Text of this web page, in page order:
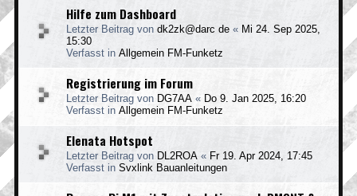
Hilfe zum Dashboard
Letzter Beitrag von dk2zk@darc de « Mi 24. Sep 2025,
15:30
Verfasst in Allgemein FM-Funketz
Registrierung im Forum
Letzter Beitrag von DG7AA « Do 9. Jan 2025, 16:20
Verfasst in Allgemein FM-Funketz
Elenata Hotspot
Letzter Beitrag von DL2ROA « Fr 19. Apr 2024, 17:45
Verfasst in Svxlink Bauanleitungen